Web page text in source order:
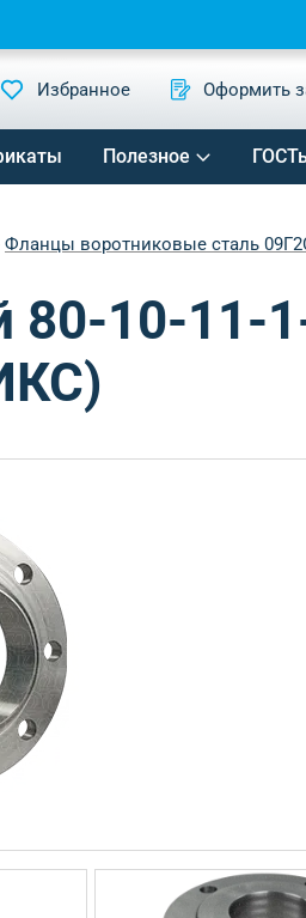
Избранное Оформить
Полезное
Фланцы воротниковые сталь
10-11-